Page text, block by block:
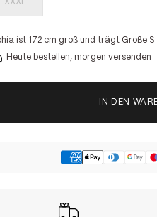
XXXL
ist 172 cm groß und trägt Größe S
Heute bestellen, morgen versenden
IN DEN